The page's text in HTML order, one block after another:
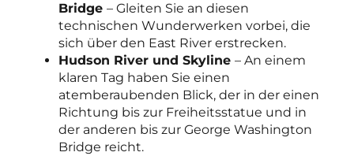
Bridge – Gleiten Sie an diesen
technischen Wunderwerken vorbei, die
sich über den East River erstrecken.
Hudson River und Skyline – An einem
klaren Tag haben Sie einen
atemberaubenden Blick, der in der einen
Richtung bis zur Freiheitsstatue und in
der anderen bis zur George Washington
Bridge reicht.